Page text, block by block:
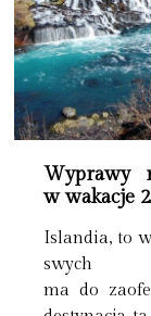
Wyprawy
w wakacje
Islandia, to
swych
ma do